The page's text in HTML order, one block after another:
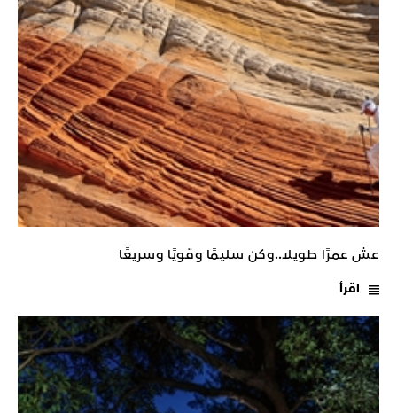
عش عمرًا طويلا..وكن سليمًا وقويًا وسريعًا
اقرأ